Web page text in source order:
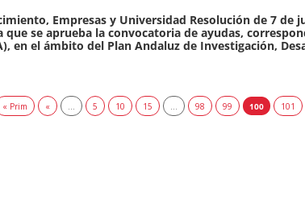
Empresas y Universidad Resolución de 7 de
se aprueba la convocatoria de ayudas,
en el ámbito del Plan Andaluz de Investigación,
« Prim « 5 10 15 98 99 100 101